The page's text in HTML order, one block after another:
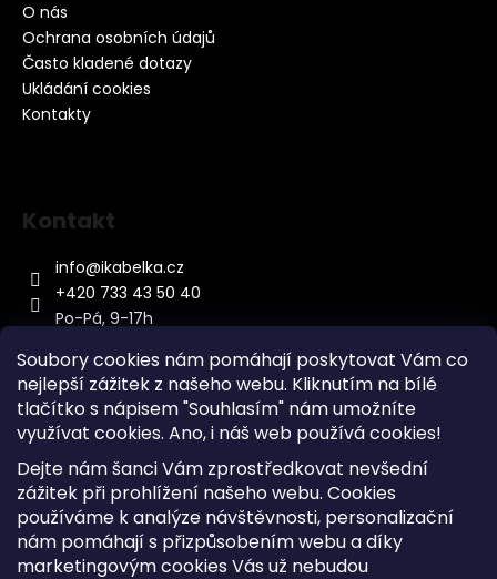
Soubory cookies nám pomáhají poskytovat Vám co
nejlepší zážitek z našeho webu. Kliknutím na bílé
tlačítko s nápisem "Souhlasím" nám umožníte
využívat cookies. Ano, i náš web používá cookies!
Dejte nám šanci Vám zprostředkovat nevšední
zážitek při prohlížení našeho webu. Cookies
používáme k analýze návštěvnosti, personalizační
nám pomáhají s přizpůsobením webu a díky
marketingovým cookies Vás už nebudou
O nás
Ochrana osobních údajů
Často kladené dotazy
Ukládání cookies
Kontakty
Kontakt
info@ikabelka.cz
+420 733 43 50 40
Po-Pá, 9-17h
Kontakt
Sitemap
Doprava a Platba
Reklamace Zboží
Obchodní podmínky